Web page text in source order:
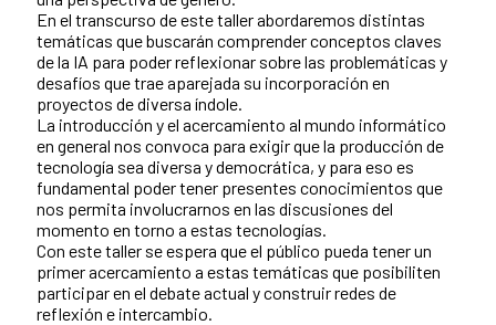
En el transcurso de este taller abordaremos distintas
temáticas que buscarán comprender conceptos claves
de la IA para poder reflexionar sobre las problemáticas y
desafíos que trae aparejada su incorporación en
proyectos de diversa índole.
La introducción y el acercamiento al mundo informático
en general nos convoca para exigir que la producción de
tecnología sea diversa y democrática, y para eso es
fundamental poder tener presentes conocimientos que
nos permita involucrarnos en las discusiones del
momento en torno a estas tecnologías.
Con este taller se espera que el público pueda tener un
primer acercamiento a estas temáticas que posibiliten
participar en el debate actual y construir redes de
reflexión e intercambio.